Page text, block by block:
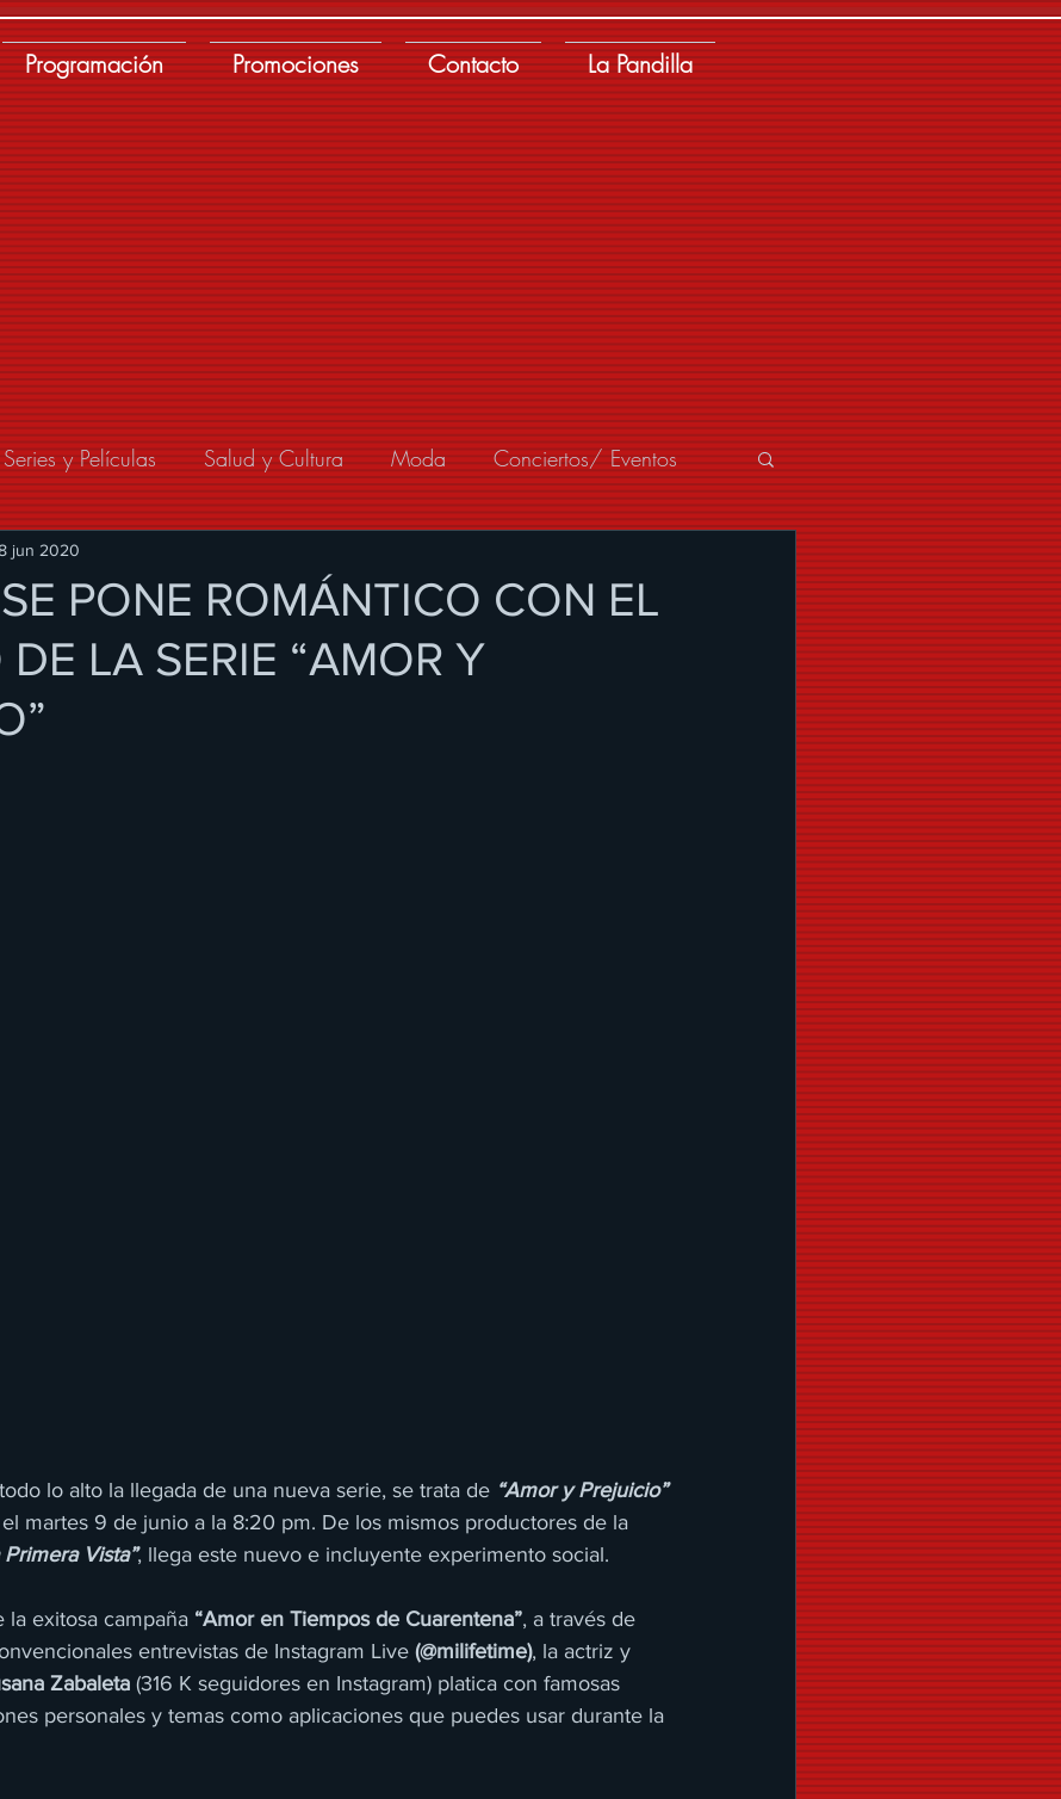
Programación Promociones Contacto La Pandilla
Series y Películas Salud y Cultura Moda Conciertos/ Eventos
PONE ROMÁNTICO CON EL
DE LA SERIE “AMOR Y
jun 2020
lo alto la llegada de una nueva serie, se trata de “Amor y Prejuicio”
martes 9 de junio a la 8:20 pm. De los mismos productores de la
Vista”, llega este nuevo e incluyente experimento social.
la exitosa campaña “Amor en Tiempos de Cuarentena”, a través de
entrevistas de Instagram Live (@milifetime), la actriz y
Zabaleta (316 K seguidores en Instagram) platica con famosas
personales y temas como aplicaciones que puedes usar durante la